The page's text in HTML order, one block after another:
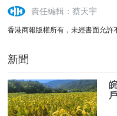
責任編輯：蔡天宇
香港商報版權所有，未經書面允許
新聞